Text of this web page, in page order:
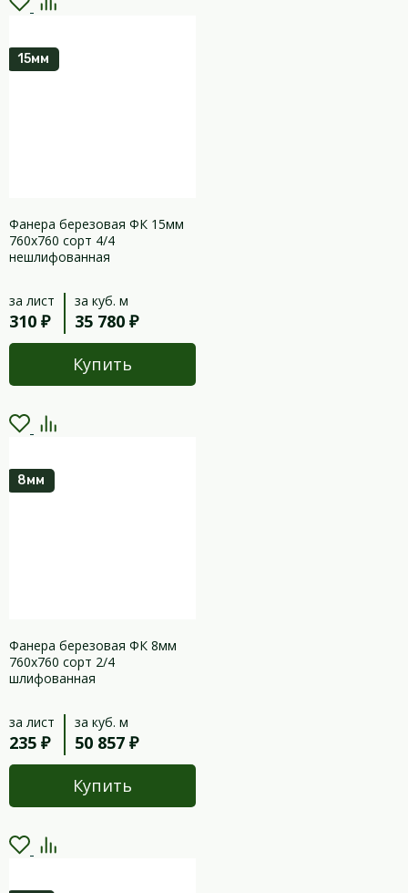
15мм
Фанера березовая ФК 15мм
760х760 сорт 4/4
нешлифованная
за лист
310 ₽
за куб. м
35 780 ₽
Купить
8мм
Фанера березовая ФК 8мм
760х760 сорт 2/4
шлифованная
за лист
235 ₽
за куб. м
50 857 ₽
Купить